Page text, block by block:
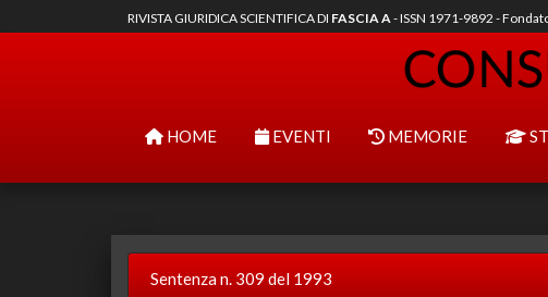
RIVISTA GIURIDICA SCIENTIFICA DI FASCIA A- ISSN 1971-9892 -
HOME EVENTI MEMORIE
Sentenza n. 309 del 1993